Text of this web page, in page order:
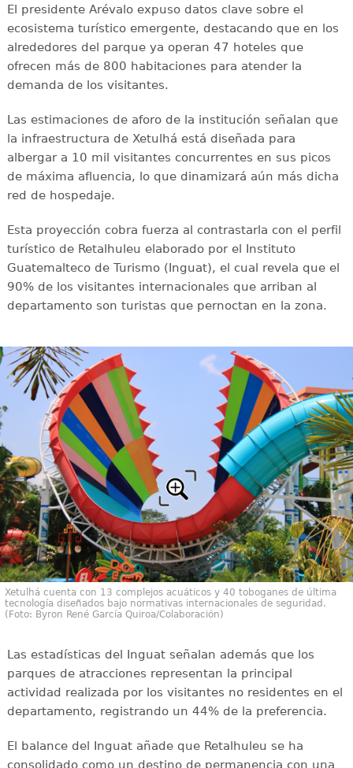
El presidente Arévalo expuso datos clave sobre el
ecosistema turístico emergente, destacando que en los
alrededores del parque ya operan 47 hoteles que
ofrecen más de 800 habitaciones para atender la
demanda de los visitantes.
Las estimaciones de aforo de la institución señalan que
la infraestructura de Xetulhá está diseñada para
albergar a 10 mil visitantes concurrentes en sus picos
de máxima afluencia, lo que dinamizará aún más dicha
red de hospedaje.
Esta proyección cobra fuerza al contrastarla con el perfil
turístico de Retalhuleu elaborado por el Instituto
Guatemalteco de Turismo (Inguat), el cual revela que el
90% de los visitantes internacionales que arriban al
departamento son turistas que pernoctan en la zona.
Xetulhá cuenta con 13 complejos acuáticos y 40 toboganes de última
tecnología diseñados bajo normativas internacionales de seguridad.
(Foto: Byron René García Quiroa/Colaboración)
Las estadísticas del Inguat señalan además que los
parques de atracciones representan la principal
actividad realizada por los visitantes no residentes en el
departamento, registrando un 44% de la preferencia.
El balance del Inguat añade que Retalhuleu se ha
consolidado como un destino de permanencia con una